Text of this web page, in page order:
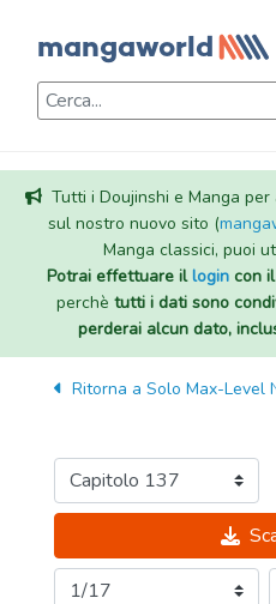
Tutti i Doujinshi e Manga
sul nostro nuovo sito (
Manga classici, puoi
Potrai effettuare illogincon il
perchè tutti i dati sono
perderai alcun dato,
Ritorna a Solo Max-Level